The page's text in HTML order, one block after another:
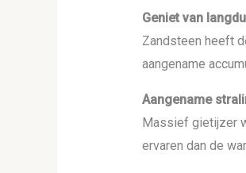
Geniet van
Zandsteen heeft
aangename
Aangename
Massief gietijzer
ervaren dan de